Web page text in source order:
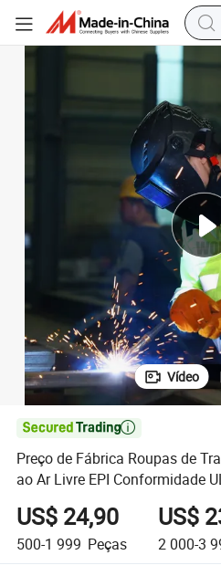
Vídeo

Preço de Fábrica Roupas de
ao Ar Livre EPI Conformidade
Refletiva
US$ 24,90
500-1 999 Peças
US$
2 000-3